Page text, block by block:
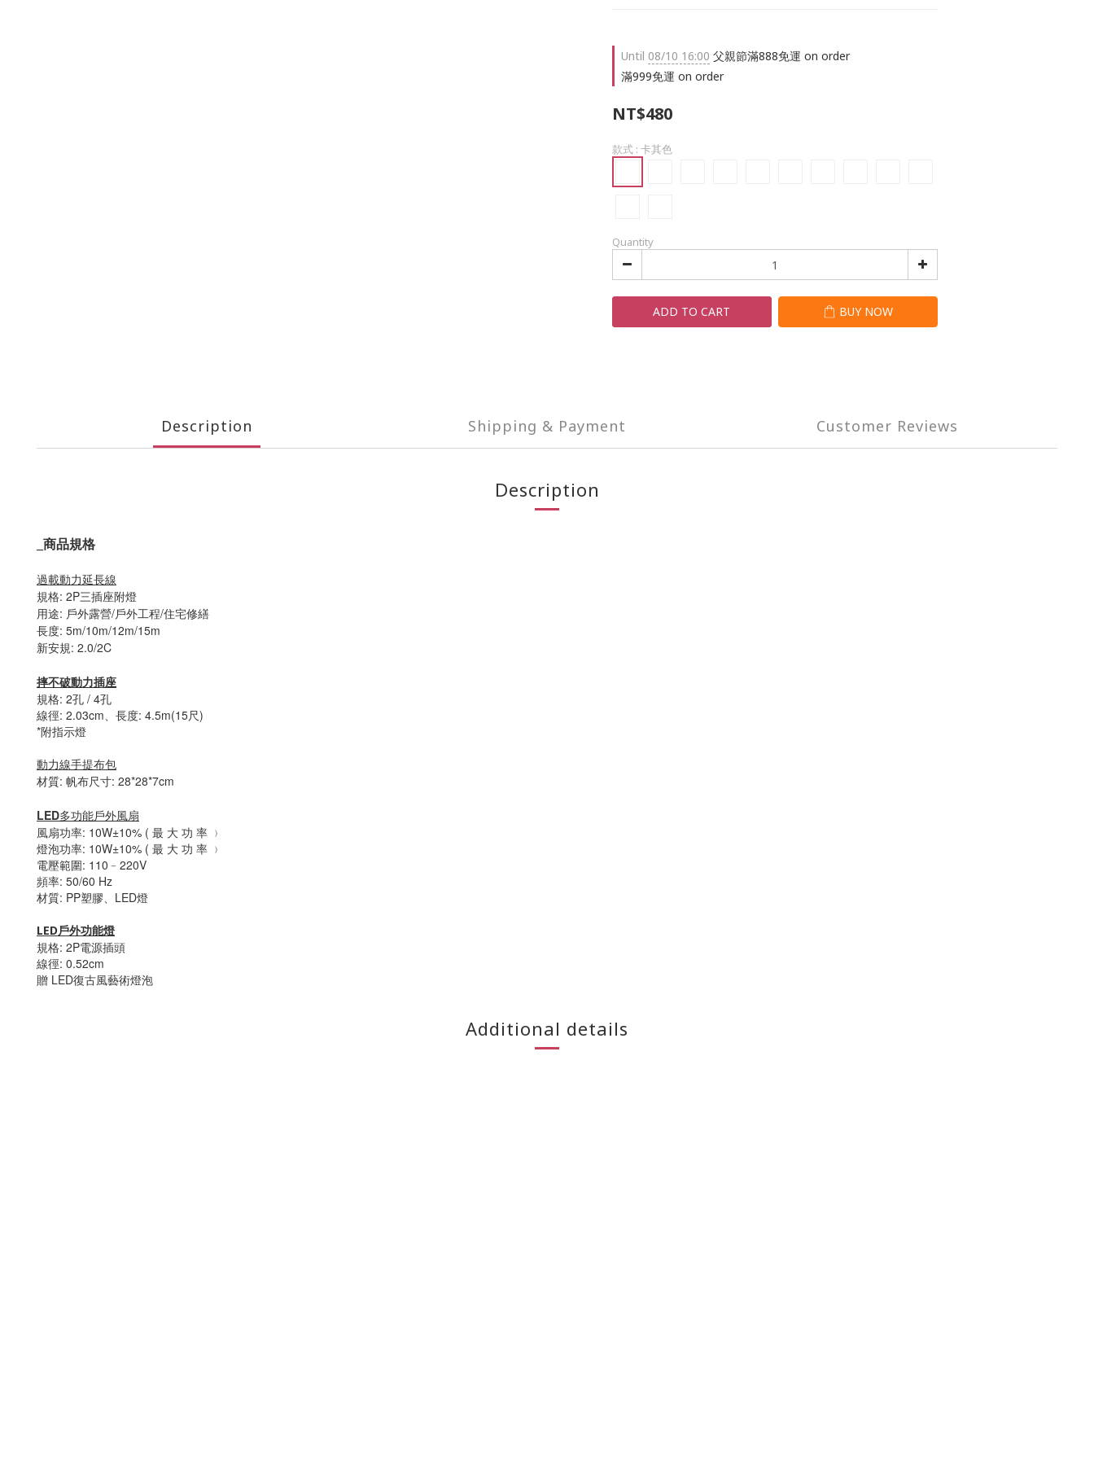
Until 08/10 16:00 父親節滿888免運 on order
滿999免運 on order
NT$480
款式 : 卡其色
Quantity
ADD TO CART BUY NOW
Description Shipping & Payment Customer Reviews
Description
商品規格
過載動力延長線
規格: 2P三插座附燈
用途: 戶外露營/戶外工程/住宅修繕
長度: 5m/10m/12m/15m
新安規: 2.0/2C
摔不破動力插座
規格: 2孔 / 4孔
線徑: 2.03cm、長度: 4.5m(15尺)
*附指示燈
動力線手提布包
材質: 帆布尺寸: 28*28*7cm
LED多功能戶外風扇
風扇功率: 10W±10% ( 最 大 功 率 ﹚
燈泡功率: 10W±10% ( 最 大 功 率 ﹚
電壓範圍: 110﹣220V
頻率: 50/60 Hz
材質: PP塑膠、LED燈
LED戶外功能燈
規格: 2P電源插頭
線徑: 0.52cm
贈 LED復古風藝術燈泡
Additional details